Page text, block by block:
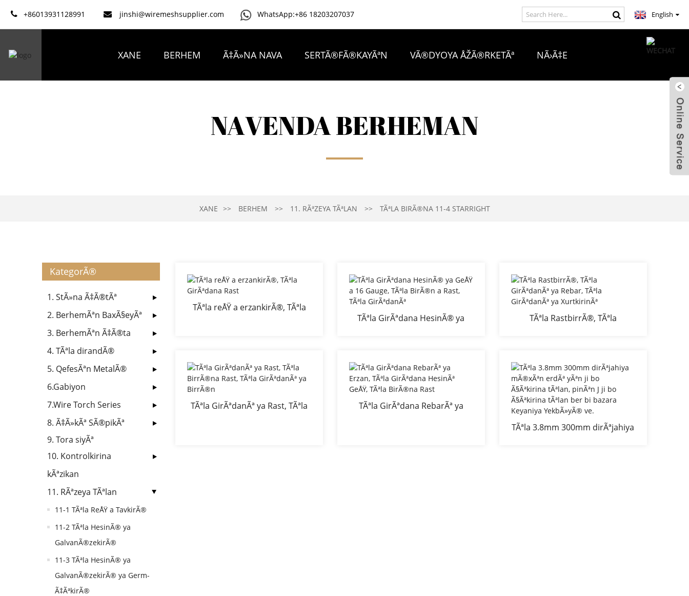
+86013931128991 jinshi@wiremeshsupplier.com WhatsApp:+86 18203207037 English
XANE BERHEM Ã‡Ã»NA NAVA SERTÃ®FÃ®KAYÃªN VÃ®DYOYA ÅŽÃ®RKETÃª NÃ›Ã‡E
NAVENDA BERHEMAN
XANE BERHEM 11. RÃªZEYA TÃªLAN TÃªLA BIRÃ®NA 11-4 STARRIGHT
KategorÃ®
1. StÃ»na Ã‡Ã®tÃª
2. BerhemÃªn BaxÃ§eyÃª
3. BerhemÃªn Ã‡Ã®ta
4. TÃªla dirandÃ®
5. QefesÃªn MetalÃ®
6.Gabiyon
7.Wire Torch Series
8. Ã‡Ã»kÃª SÃ®pikÃª
9. Tora siyÃª
10. Kontrolkirina
kÃªzikan
11. RÃªzeya TÃªlan
11-1 TÃªla ReÅŸ a TavkirÃ®
11-2 TÃªla HesinÃ® ya
GalvanÃ®zekirÃ®
11-3 TÃªla HesinÃ® ya
GalvanÃ®zekirÃ® ya Germ-
Ã‡ÃªkirÃ®
TÃªla reÅŸ a erzankirÃ®, TÃªla
TÃªla GirÃªdana HesinÃ® ya
TÃªla RastbirrÃ®, TÃªla
TÃªla GirÃªdanÃª ya Rast, TÃªla
TÃªla GirÃªdana RebarÃª ya
TÃªla 3.8mm 300mm dirÃªjahiya